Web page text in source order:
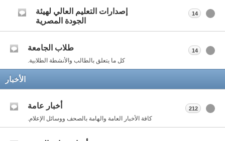
إصدارات التعليم العالي لهيئة
الجودة المصرية
14
طلاب الجامعة
كل ما يتعلق بالطالب والأنشطة الطلابية.
14
الأخبار
أخبار عامة
كافة الأخبار العامة والهامة بالصحف ووسائل الإعلام.
212